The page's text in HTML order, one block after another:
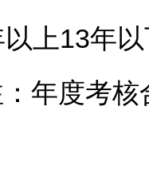
上13年
年度考